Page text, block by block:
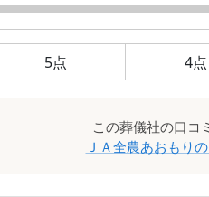
5点 4点
この葬儀社の口コ
ＪＡ全農あおもり